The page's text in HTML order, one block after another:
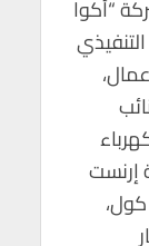
“أكوا
إرنست
كول،